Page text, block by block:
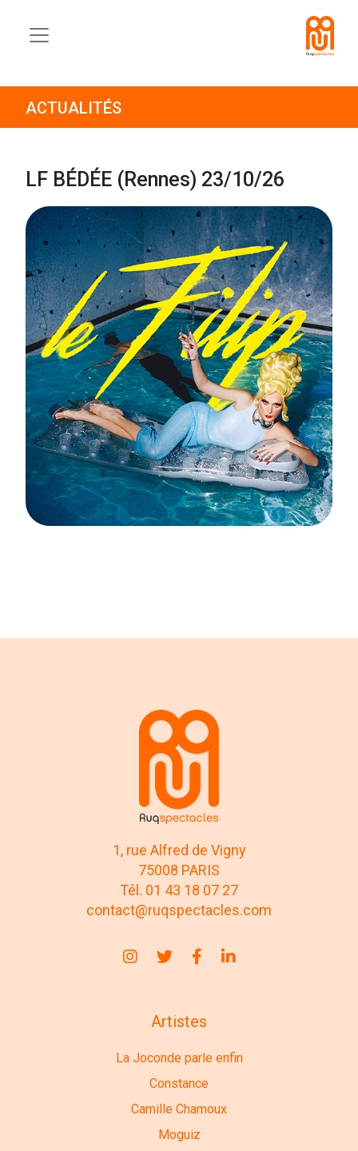
ACTUALITÉS
LF BÉDÉE (Rennes) 23/10/26
1, rue Alfred de Vigny
75008 PARIS
Tél. 01 43 18 07 27
contact@ruqspectacles.com
Artistes
La Joconde parle enfin
Constance
Camille Chamoux
Moguiz